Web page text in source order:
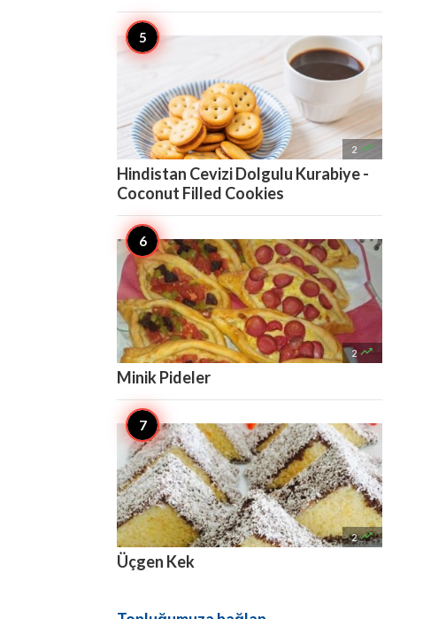
2 
Hindistan Cevizi Dolgulu Kurabiye -
Coconut Filled Cookies
2 
Minik Pideler
2 
Üçgen Kek